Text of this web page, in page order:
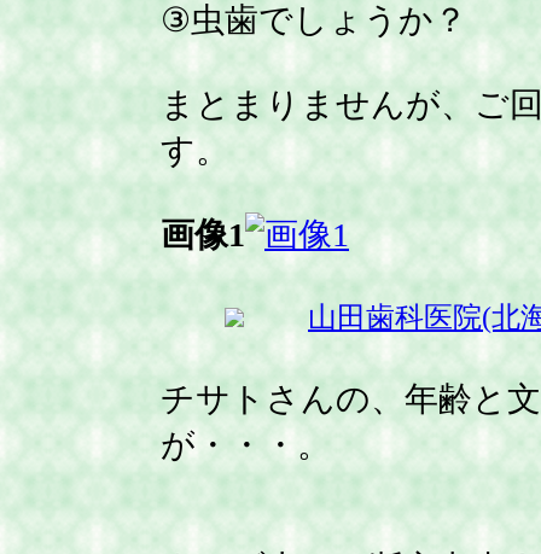
③虫歯でしょうか？
まとまりませんが、ご
す。
画像1
山田歯科医院(北
チサトさんの、年齢と
が・・・。